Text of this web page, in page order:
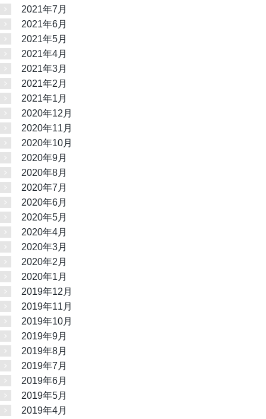
2021年7月
2021年6月
2021年5月
2021年4月
2021年3月
2021年2月
2021年1月
2020年12月
2020年11月
2020年10月
2020年9月
2020年8月
2020年7月
2020年6月
2020年5月
2020年4月
2020年3月
2020年2月
2020年1月
2019年12月
2019年11月
2019年10月
2019年9月
2019年8月
2019年7月
2019年6月
2019年5月
2019年4月